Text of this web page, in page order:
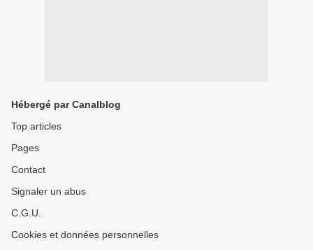
Hébergé par Canalblog
Top articles
Pages
Contact
Signaler un abus
C.G.U.
Cookies et données personnelles